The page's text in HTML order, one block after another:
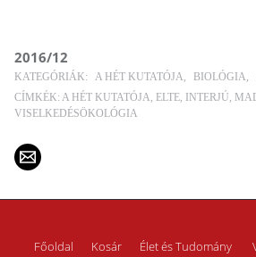
2016/12
KATEGÓRIÁK: A HÉT KUTATÓJA BIOLÓGIA
CÍMKÉK: A HÉT KUTATÓJA ELTE INTERJÚ
VISELKEDÉSÖKOLÓGIA
Főoldal Kosár Élet és Tudomány